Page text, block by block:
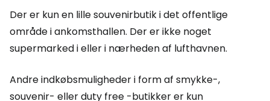
Der er kun en lille souvenirbutik i det offentlige
område i ankomsthallen. Der er ikke noget
supermarked i eller i nærheden af lufthavnen.
Andre indkøbsmuligheder i form af smykke-,
souvenir- ellerduty free -butikker er kun